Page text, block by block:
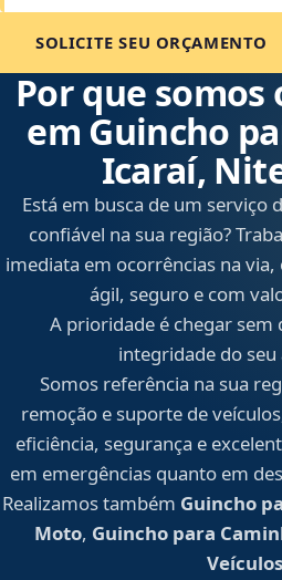
SOLICITE SEU ORÇAMENTO
Por que somos
em Guincho
Icaraí,
Está em busca de um
confiável na sua região?
imediata em ocorrências na
ágil, seguro e com
A prioridade é chegar sem
integridade do
Somos referência na sua
remoção e suporte de
eficiência, segurança e
em emergências quanto em
Realizamos também Guincho
Moto, Guincho para
Veículos